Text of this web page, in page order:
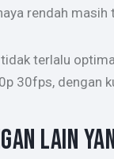
rendah
tidak terlalu
30fps, dengan
LAIN